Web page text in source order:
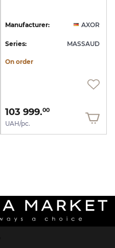
Manufacturer: AXOR
Series: MASSAUD
On order
103 999.00
UAH/pc.